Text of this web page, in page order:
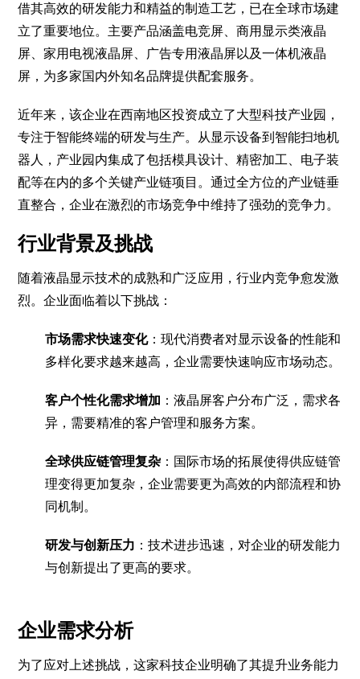
借其高效的研发能力和精益的制造工艺，已在全球市场建
立了重要地位。主要产品涵盖电竞屏、商用显示类液晶
屏、家用电视液晶屏、广告专用液晶屏以及一体机液晶
屏，为多家国内外知名品牌提供配套服务。
近年来，该企业在西南地区投资成立了大型科技产业园，
专注于智能终端的研发与生产。从显示设备到智能扫地机
器人，产业园内集成了包括模具设计、精密加工、电子装
配等在内的多个关键产业链项目。通过全方位的产业链垂
直整合，企业在激烈的市场竞争中维持了强劲的竞争力。
行业背景及挑战
随着液晶显示技术的成熟和广泛应用，行业内竞争愈发激
烈。企业面临着以下挑战：
市场需求快速变化：现代消费者对显示设备的性能和
多样化要求越来越高，企业需要快速响应市场动态。
客户个性化需求增加 ：液晶屏客户分布广泛，需求各
异，需要精准的客户管理和服务方案。
全球供应链管理复杂 ：国际市场的拓展使得供应链管
理变得更加复杂，企业需要更为高效的内部流程和协
同机制。
研发与创新压力 ：技术进步迅速，对企业的研发能力
与创新提出了更高的要求。
企业需求分析
为了应对上述挑战，这家科技企业明确了其提升业务能力